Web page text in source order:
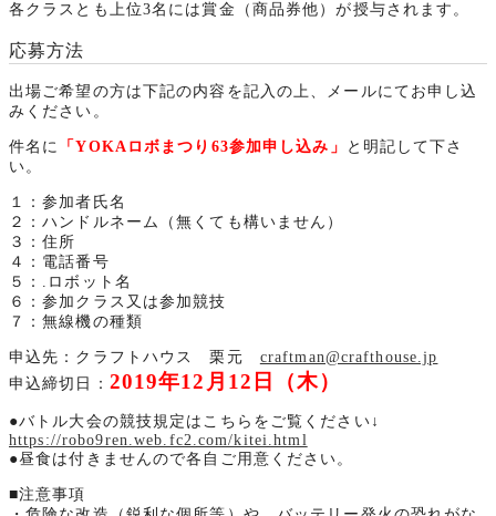
各クラスとも上位3名には賞金（商品券他）が授与されます。
応募方法
出場ご希望の方は下記の内容を記入の上、メールにてお申し込
みください。
件名に 「YOKAロボまつり63参加申し込み」
と明記して下さ
い。
１：参加者氏名
２：ハンドルネーム（無くても構いません）
３：住所
４：電話番号
５：.ロボット名
６：参加クラス又は参加競技
７：無線機の種類
申込先：クラフトハウス 栗元 craftman@crafthouse.jp
申込締切日： 2019年12月12日（木）
●バトル大会の競技規定はこちらをご覧ください↓
https://robo9ren.web.fc2.com/kitei.html
●昼食は付きませんので各自ご用意ください。
■注意事項